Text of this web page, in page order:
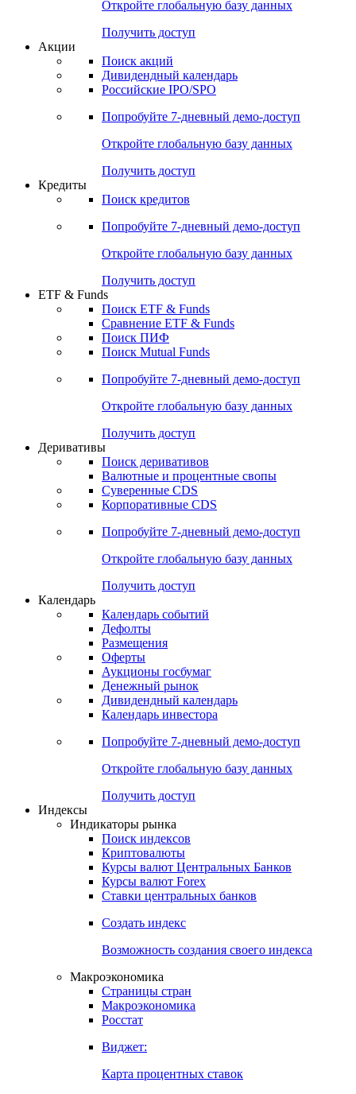
Откройте глобальную базу данных
Получить доступ
Акции
Поиск акций
Дивидендный календарь
Российские IPO/SPO
Попробуйте 7-дневный демо-доступ
Откройте глобальную базу данных
Получить доступ
Кредиты
Поиск кредитов
Попробуйте 7-дневный демо-доступ
Откройте глобальную базу данных
Получить доступ
ETF & Funds
Поиск ETF & Funds
Сравнение ETF & Funds
Поиск ПИФ
Поиск Mutual Funds
Попробуйте 7-дневный демо-доступ
Откройте глобальную базу данных
Получить доступ
Деривативы
Поиск деривативов
Валютные и процентные свопы
Суверенные CDS
Корпоративные CDS
Попробуйте 7-дневный демо-доступ
Откройте глобальную базу данных
Получить доступ
Календарь
Календарь событий
Дефолты
Размещения
Оферты
Аукционы госбумаг
Денежный рынок
Дивидендный календарь
Календарь инвестора
Попробуйте 7-дневный демо-доступ
Откройте глобальную базу данных
Получить доступ
Индексы
Индикаторы рынка
Поиск индексов
Криптовалюты
Курсы валют Центральных Банков
Курсы валют Forex
Ставки центральных банков
Создать индекс
Возможность создания своего индекса
Макроэкономика
Страницы стран
Макроэкономика
Росстат
Виджет:
Карта процентных ставок